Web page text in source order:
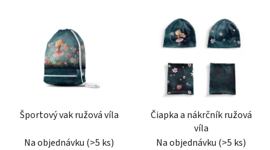
Športový vak ružová víla
Na objednávku (>5 ks)
Čiapka a nákrčník ružová
víla
Na objednávku (>5 ks)